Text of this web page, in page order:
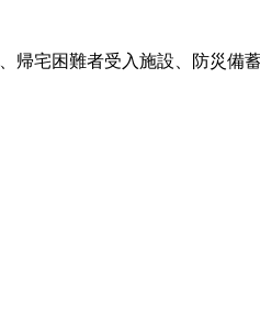
帰宅困難者受入施設、防災備